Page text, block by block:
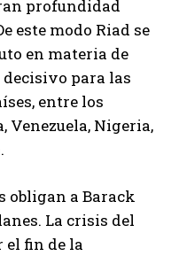
profundidad
este modo Riad se
en materia de
para las
entre los
Venezuela, Nigeria,
obligan a Barack
La crisis del
fin de la